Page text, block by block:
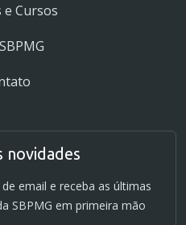
e Cursos
novidades
email e receba as últimas
SBPMG em primeira mão